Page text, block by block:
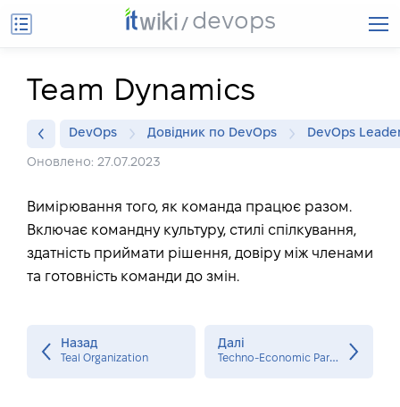
devops
Team Dynamics
DevOps Довідник по DevOps DevOps
Оновлено: 27.07.2023
Вимірювання того, як команда працює разом.
Включає командну культуру, стилі спілкування,
здатність приймати рішення, довіру між членами
та готовність команди до змін.
Назад
Teal Organization
Далі
T
echno-Economic Paradigm Shifts